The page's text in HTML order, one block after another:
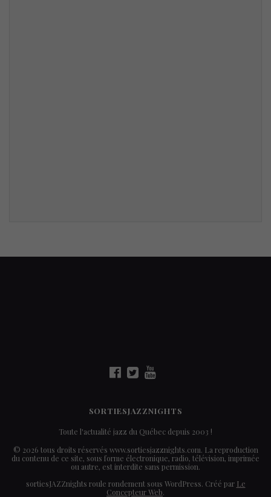
SORTIESJAZZNIGHTS
Toute l'actualité jazz du Québec depuis 2003 !
© 2026 tous droits réservés www.sortiesjazznights.com. La reproduction
du contenu de ce site, sous forme électronique, radio, télévision, imprimée
ou autre, est interdite sans permission.
sortiesJAZZnights roule rondement sous WordPress. Créé par Le
Concepteur Web.